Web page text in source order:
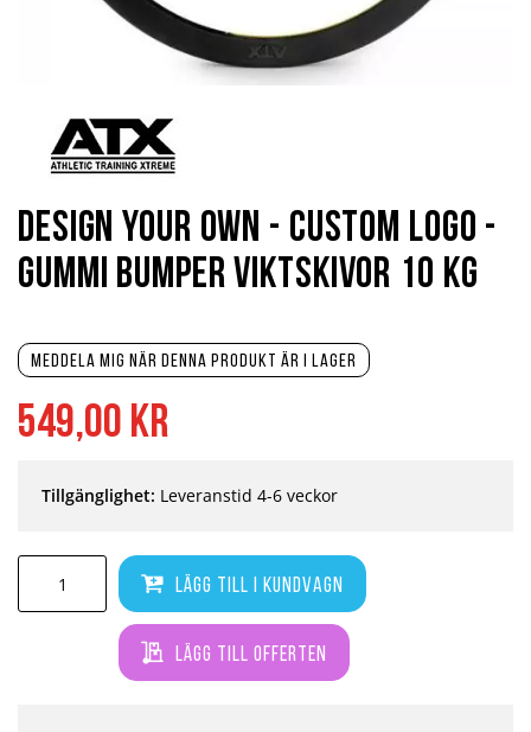
549,00 kr
Meddela mig när denna produkt är i lager
Lägg till i kundvagn
Lägg till offerten
Tillgänglighet: Leveranstid 4-6 veckor
Design Your Own - Custom Logo -
Gummi Bumper Viktskivor 10 kg
början
bildgalleriet